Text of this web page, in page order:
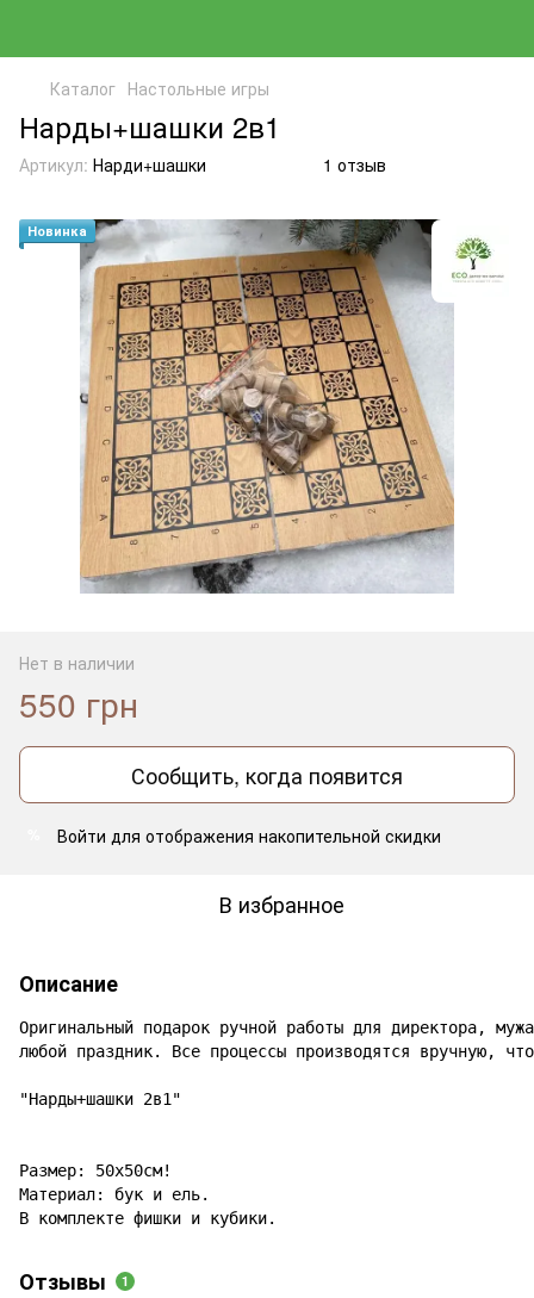
Каталог Настольные игры
Нарды+шашки 2в1
Артикул: Нарди+шашки 1 отзыв
Новинка
Нет в наличии
550 грн
Сообщить, когда появится
Войти для отображения накопительной скидки
В избранное
Описание
Оригинальный подарок ручной работы для директора,
любой праздник. Все процессы производятся вручную,
"Нарды+шашки 2в1"
Размер: 50х50см!
Материал: бук и ель.
В комплекте фишки и кубики.
Отзывы 1